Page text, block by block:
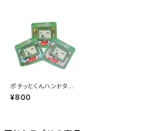
ポチッとくんハンドタオ
ル
¥800